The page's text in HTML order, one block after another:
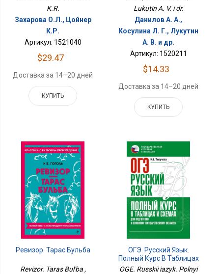
K.R.
Захарова О.Л., Цойнер
К.Р.
Артикул: 1521040
$29.47
Доставка за 14–20 дней
КУПИТЬ
Lukutin A. V. i dr.
Данилов А. А.,
Косулина Л. Г., Лукутин
А. В. и др.
Артикул: 1520211
$14.33
Доставка за 14–20 дней
КУПИТЬ
Ревизор. Тарас Бульба
Revizor. Taras Bul'ba ,
ОГЭ. Русский Язык.
Полный Курс В Таблицах
И Схемах Для
OGE. Russkii iazyk. Polnyi